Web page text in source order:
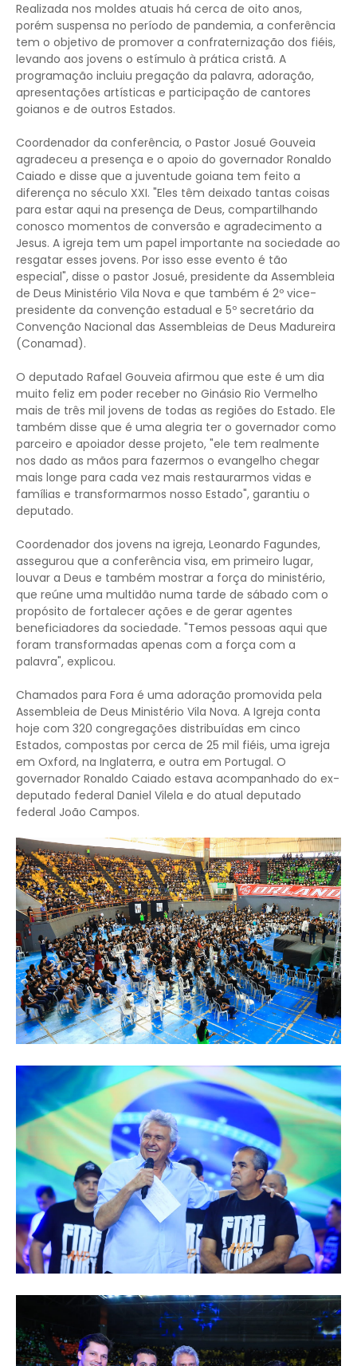
Realizada nos moldes atuais há cerca de oito anos,
porém suspensa no período de pandemia, a conferência
tem o objetivo de promover a confraternização dos fiéis,
levando aos jovens o estímulo à prática cristã. A
programação incluiu pregação da palavra, adoração,
apresentações artísticas e participação de cantores
goianos e de outros Estados.
Coordenador da conferência, o Pastor Josué Gouveia
agradeceu a presença e o apoio do governador Ronaldo
Caiado e disse que a juventude goiana tem feito a
diferença no século XXI. "Eles têm deixado tantas coisas
para estar aqui na presença de Deus, compartilhando
conosco momentos de conversão e agradecimento a
Jesus. A igreja tem um papel importante na sociedade ao
resgatar esses jovens. Por isso esse evento é tão
especial", disse o pastor Josué, presidente da Assembleia
de Deus Ministério Vila Nova e que também é 2º vice-
presidente da convenção estadual e 5º secretário da
Convenção Nacional das Assembleias de Deus Madureira
(Conamad).
O deputado Rafael Gouveia afirmou que este é um dia
muito feliz em poder receber no Ginásio Rio Vermelho
mais de três mil jovens de todas as regiões do Estado. Ele
também disse que é uma alegria ter o governador como
parceiro e apoiador desse projeto, "ele tem realmente
nos dado as mãos para fazermos o evangelho chegar
mais longe para cada vez mais restaurarmos vidas e
famílias e transformarmos nosso Estado", garantiu o
deputado.
Coordenador dos jovens na igreja, Leonardo Fagundes,
assegurou que a conferência visa, em primeiro lugar,
louvar a Deus e também mostrar a força do ministério,
que reúne uma multidão numa tarde de sábado com o
propósito de fortalecer ações e de gerar agentes
beneficiadores da sociedade. "Temos pessoas aqui que
foram transformadas apenas com a força com a
palavra", explicou.
Chamados para Fora é uma adoração promovida pela
Assembleia de Deus Ministério Vila Nova. A Igreja conta
hoje com 320 congregações distribuídas em cinco
Estados, compostas por cerca de 25 mil fiéis, uma igreja
em Oxford, na Inglaterra, e outra em Portugal. O
governador Ronaldo Caiado estava acompanhado do ex-
deputado federal Daniel Vilela e do atual deputado
federal João Campos.